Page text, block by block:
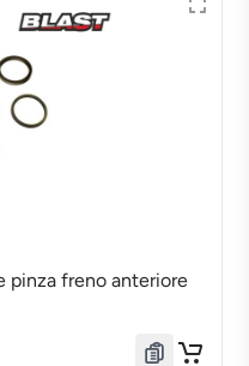
pinza freno anteriore